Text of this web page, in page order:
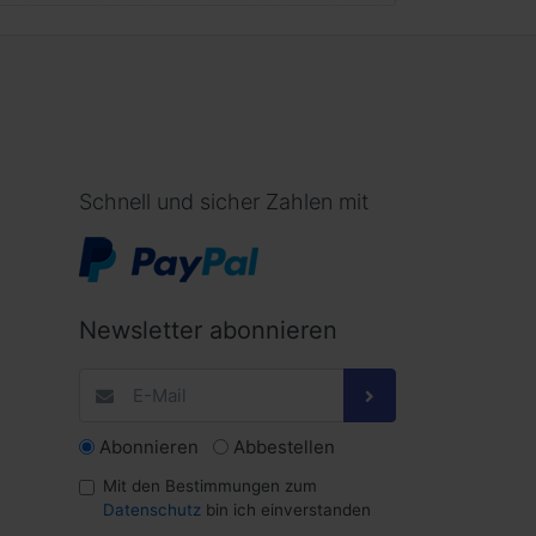
Schnell und sicher Zahlen mit
Newsletter abonnieren
Abonnieren Abbestellen
Mit den Bestimmungen zum
Datenschutz bin ich einverstanden